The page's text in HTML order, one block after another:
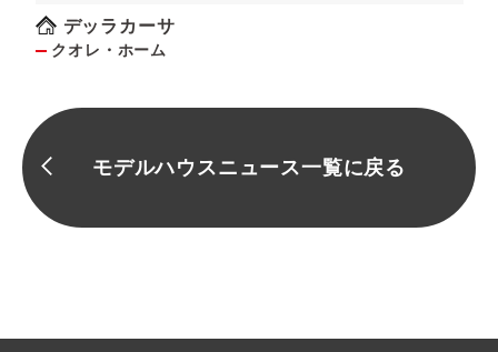
デッラカーサ
クオレ・ホーム
モデルハウスニュース一覧に戻る